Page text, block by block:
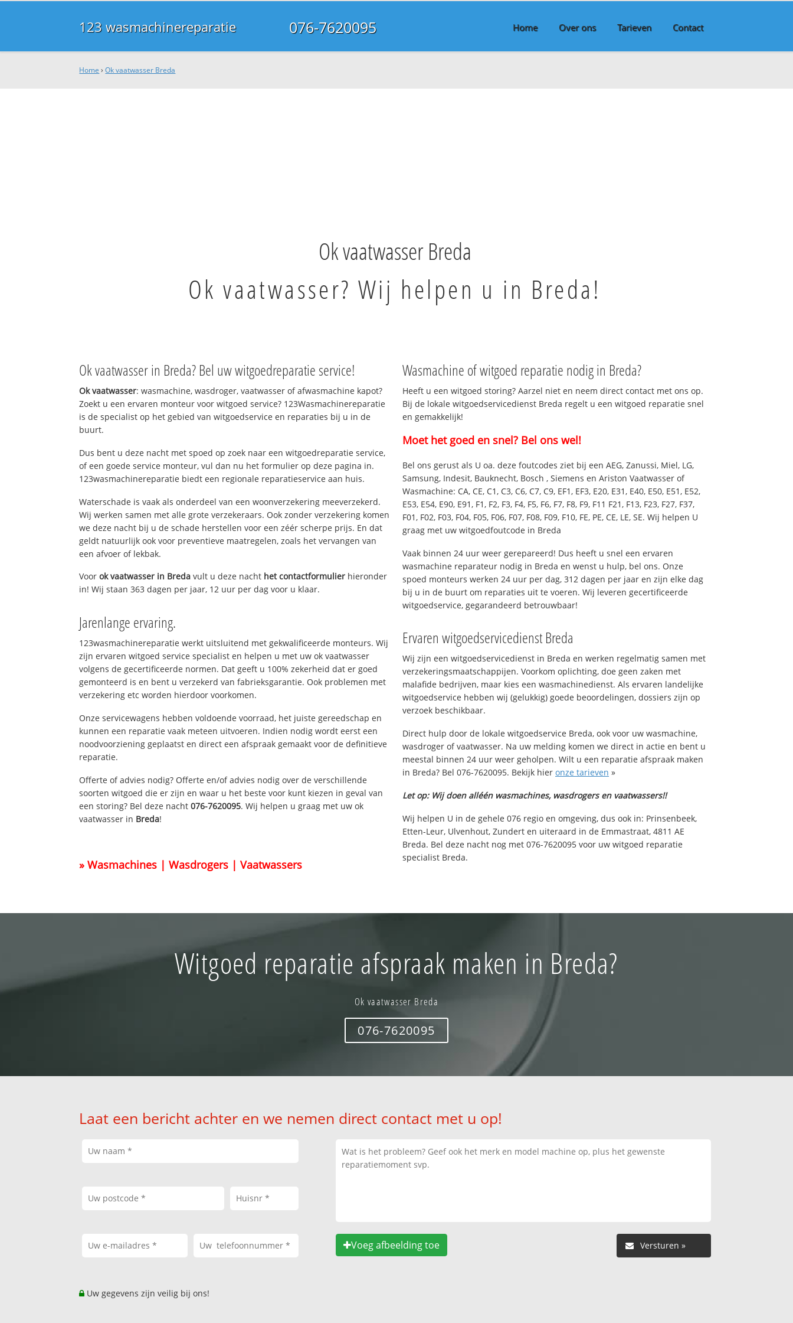
123 wasmachinereparatie 076-7620095 Home Over ons Tarieven Contact
Home ›Ok vaatwasser Breda
Ok vaatwasser Breda
Ok vaatwasser? Wij helpen u in Breda!
Ok vaatwasser in Breda? Bel uw witgoedreparatie service!
Ok vaatwasser: wasmachine, wasdroger, vaatwasser of afwasmachine kapot?
Zoekt u een ervaren monteur voor witgoed service? 123Wasmachinereparatie
is de specialist op het gebied van witgoedservice en reparaties bij u in de
buurt.
Dus bent u deze nacht met spoed op zoek naar een witgoedreparatie service,
of een goede service monteur, vul dan nu het formulier op deze pagina in.
123wasmachinereparatie biedt een regionale reparatieservice aan huis.
Waterschade is vaak als onderdeel van een woonverzekering meeverzekerd.
Wij werken samen met alle grote verzekeraars. Ook zonder verzekering komen
we deze nacht bij u de schade herstellen voor een zéér scherpe prijs. En dat
geldt natuurlijk ook voor preventieve maatregelen, zoals het vervangen van
een afvoer of lekbak.
Voorok vaatwasser in Breda vult u deze nacht het contactformulier hieronder
in! Wij staan 363 dagen per jaar, 12 uur per dag voor u klaar.
Jarenlange ervaring.
123wasmachinereparatie werkt uitsluitend met gekwalificeerde monteurs. Wij
zijn ervaren witgoed service specialist en helpen u met uw ok vaatwasser
volgens de gecertificeerde normen. Dat geeft u 100% zekerheid dat er goed
gemonteerd is en bent u verzekerd van fabrieksgarantie. Ook problemen met
verzekering etc worden hierdoor voorkomen.
Onze servicewagens hebben voldoende voorraad, het juiste gereedschap en
kunnen een reparatie vaak meteen uitvoeren. Indien nodig wordt eerst een
noodvoorziening geplaatst en direct een afspraak gemaakt voor de definitieve
reparatie.
Offerte of advies nodig? Offerte en/of advies nodig over de verschillende
soorten witgoed die er zijn en waar u het beste voor kunt kiezen in geval van
een storing? Bel deze nacht076-7620095. Wij helpen u graag met uw ok
vaatwasser in Breda!
» Wasmachines | Wasdrogers | Vaatwassers
Wasmachine of witgoed reparatie nodig in Breda?
Heeft u een witgoed storing? Aarzel niet en neem direct contact met ons op.
Bij de lokale witgoedservicedienst Breda regelt u een witgoed reparatie snel
en gemakkelijk!
Moet het goed en snel? Bel ons wel!
Bel ons gerust als U oa. deze foutcodes ziet bij een AEG, Zanussi, Miel, LG,
Samsung, Indesit, Bauknecht, Bosch , Siemens en Ariston Vaatwasser of
Wasmachine: CA, CE, C1, C3, C6, C7, C9, EF1, EF3, E20, E31, E40, E50, E51, E52,
E53, E54, E90, E91, F1, F2, F3, F4, F5, F6, F7, F8, F9, F11 F21, F13, F23, F27, F37,
F01, F02, F03, F04, F05, F06, F07, F08, F09, F10, FE, PE, CE, LE, SE. Wij helpen U
graag met uw witgoedfoutcode in Breda
Vaak binnen 24 uur weer gerepareerd! Dus heeft u snel een ervaren
wasmachine reparateur nodig in Breda en wenst u hulp, bel ons. Onze
spoed monteurs werken 24 uur per dag, 312 dagen per jaar en zijn elke dag
bij u in de buurt om reparaties uit te voeren. Wij leveren gecertificeerde
witgoedservice, gegarandeerd betrouwbaar!
Ervaren witgoedservicedienst Breda
Wij zijn een witgoedservicedienst in Breda en werken regelmatig samen met
verzekeringsmaatschappijen. Voorkom oplichting, doe geen zaken met
malafide bedrijven, maar kies een wasmachinedienst. Als ervaren landelijke
witgoedservice hebben wij (gelukkig) goede beoordelingen, dossiers zijn op
verzoek beschikbaar.
Direct hulp door de lokale witgoedservice Breda, ook voor uw wasmachine,
wasdroger of vaatwasser. Na uw melding komen we direct in actie en bent u
meestal binnen 24 uur weer geholpen. Wilt u een reparatie afspraak maken
in Breda? Bel 076-7620095. Bekijk hier onze tarieven »
Let op: Wij doen alléén wasmachines, wasdrogers en vaatwassers!!
Wij helpen U in de gehele 076 regio en omgeving, dus ook in: Prinsenbeek,
Etten-Leur, Ulvenhout, Zundert en uiteraard in de Emmastraat, 4811 AE
Breda. Bel deze nacht nog met 076-7620095 voor uw witgoed reparatie
specialist Breda.
Witgoed reparatie afspraak maken in Breda?
Ok vaatwasser Breda
076-7620095
Laat een bericht achter en we nemen direct contact met u op!
Voeg afbeelding toe
Uw gegevens zijn veilig bij ons!